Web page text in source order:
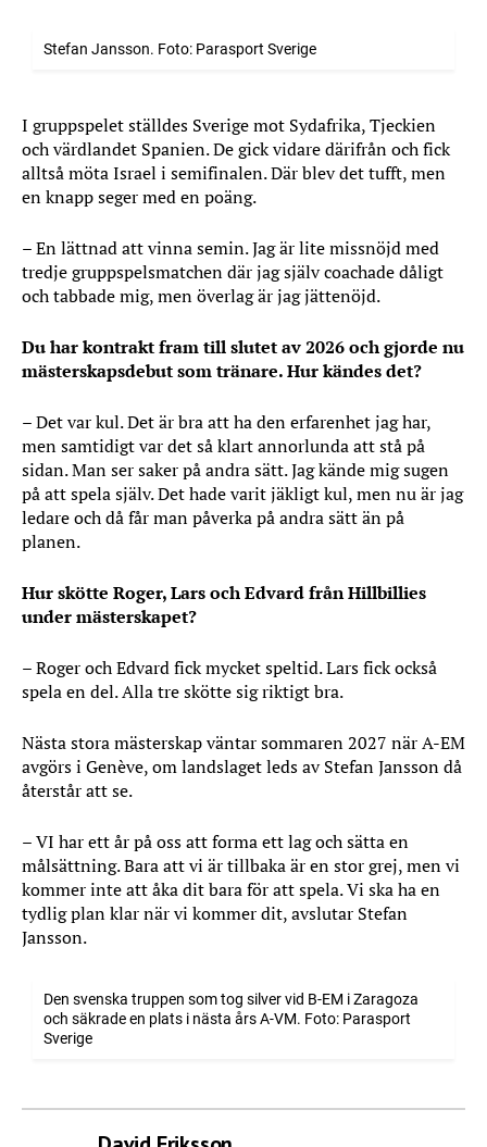
Stefan Jansson. Foto: Parasport Sverige
I gruppspelet ställdes Sverige mot Sydafrika, Tjeckien
och värdlandet Spanien. De gick vidare därifrån och fick
alltså möta Israel i semifinalen. Där blev det tufft, men
en knapp seger med en poäng.
– En lättnad att vinna semin. Jag är lite missnöjd med
tredje gruppspelsmatchen där jag själv coachade dåligt
och tabbade mig, men överlag är jag jättenöjd.
Du har kontrakt fram till slutet av 2026 och gjorde nu
mästerskapsdebut som tränare. Hur kändes det?
– Det var kul. Det är bra att ha den erfarenhet jag har,
men samtidigt var det så klart annorlunda att stå på
sidan. Man ser saker på andra sätt. Jag kände mig sugen
på att spela själv. Det hade varit jäkligt kul, men nu är jag
ledare och då får man påverka på andra sätt än på
planen.
Hur skötte Roger, Lars och Edvard från Hillbillies
under mästerskapet?
– Roger och Edvard fick mycket speltid. Lars fick också
spela en del. Alla tre skötte sig riktigt bra.
Nästa stora mästerskap väntar sommaren 2027 när A-EM
avgörs i Genève, om landslaget leds av Stefan Jansson då
återstår att se.
– VI har ett år på oss att forma ett lag och sätta en
målsättning. Bara att vi är tillbaka är en stor grej, men vi
kommer inte att åka dit bara för att spela. Vi ska ha en
tydlig plan klar när vi kommer dit, avslutar Stefan
Jansson.
Den svenska truppen som tog silver vid B-EM i Zaragoza
och säkrade en plats i nästa års A-VM. Foto: Parasport
Sverige